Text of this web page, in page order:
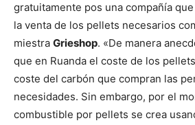
gratuitamente pos una compañía
la venta de los pellets necesarios
miestra Grieshop. «De manera
que en Ruanda el coste de los
coste del carbón que compran las
necesidades. Sin embargo, por el
combustible por pellets se crea